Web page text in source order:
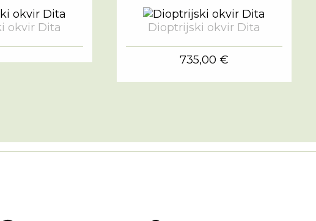
okvir Dita Dioptrijski okvir Dita
735,00 €